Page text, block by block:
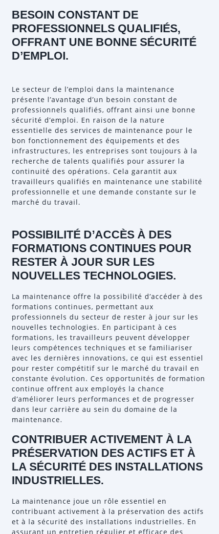
BESOIN CONSTANT DE
PROFESSIONNELS QUALIFIÉS,
OFFRANT UNE BONNE SÉCURITÉ
D’EMPLOI.
Le secteur de l’emploi dans la maintenance
présente l’avantage d’un besoin constant de
professionnels qualifiés, offrant ainsi une bonne
sécurité d’emploi. En raison de la nature
essentielle des services de maintenance pour le
bon fonctionnement des équipements et des
infrastructures, les entreprises sont toujours à la
recherche de talents qualifiés pour assurer la
continuité des opérations. Cela garantit aux
travailleurs qualifiés en maintenance une stabilité
professionnelle et une demande constante sur le
marché du travail.
POSSIBILITÉ D’ACCÈS À DES
FORMATIONS CONTINUES POUR
RESTER À JOUR SUR LES
NOUVELLES TECHNOLOGIES.
La maintenance offre la possibilité d’accéder à des
formations continues, permettant aux
professionnels du secteur de rester à jour sur les
nouvelles technologies. En participant à ces
formations, les travailleurs peuvent développer
leurs compétences techniques et se familiariser
avec les dernières innovations, ce qui est essentiel
pour rester compétitif sur le marché du travail en
constante évolution. Ces opportunités de formation
continue offrent aux employés la chance
d’améliorer leurs performances et de progresser
dans leur carrière au sein du domaine de la
maintenance.
CONTRIBUER ACTIVEMENT À LA
PRÉSERVATION DES ACTIFS ET À
LA SÉCURITÉ DES INSTALLATIONS
INDUSTRIELLES.
La maintenance joue un rôle essentiel en
contribuant activement à la préservation des actifs
et à la sécurité des installations industrielles. En
assurant un entretien régulier et efficace des